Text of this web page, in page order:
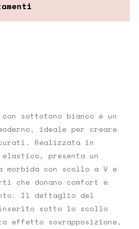
sottotono bianco è un
ideale per creare
Realizzata in
presenta un
con scollo a V e
che donano comfort e
Il dettaglio del
sotto lo scollo
effetto sovrapposizione,